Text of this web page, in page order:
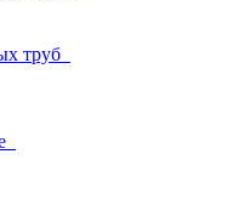
труб